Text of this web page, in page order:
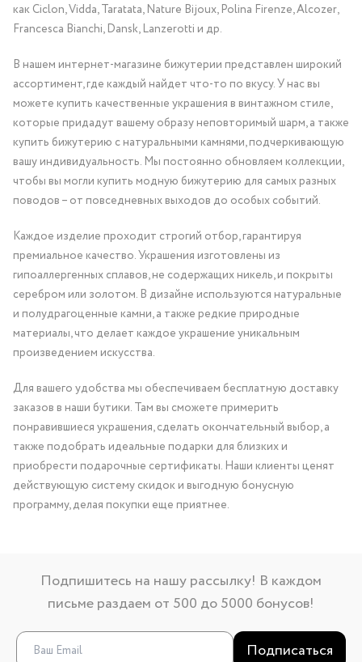
как Ciclon, Vidda, Taratata, Nature Bijoux, Polina Firenze, Alcozer,
Francesca Bianchi, Dansk, Lanzerotti и др.
В нашем интернет-магазине бижутерии представлен широкий
ассортимент, где каждый найдет что-то по вкусу. У нас вы
можете купить качественные украшения в винтажном стиле,
которые придадут вашему образу неповторимый шарм, а также
купить бижутерию с натуральными камнями, подчеркивающую
вашу индивидуальность. Мы постоянно обновляем коллекции,
чтобы вы могли купить модную бижутерию для самых разных
поводов – от повседневных выходов до особых событий.
Каждое изделие проходит строгий отбор, гарантируя
премиальное качество. Украшения изготовлены из
гипоаллергенных сплавов, не содержащих никель, и покрыты
серебром или золотом. В дизайне используются натуральные
и полудрагоценные камни, а также редкие природные
материалы, что делает каждое украшение уникальным
произведением искусства.
Для вашего удобства мы обеспечиваем бесплатную доставку
заказов в наши бутики. Там вы сможете примерить
понравившиеся украшения, сделать окончательный выбор, а
также подобрать идеальные подарки для близких и
приобрести подарочные сертификаты. Наши клиенты ценят
действующую систему скидок и выгодную бонусную
программу, делая покупки еще приятнее.
Подпишитесь на нашу рассылку! В каждом
письме раздаем от 500 до 5000 бонусов!
Подписаться